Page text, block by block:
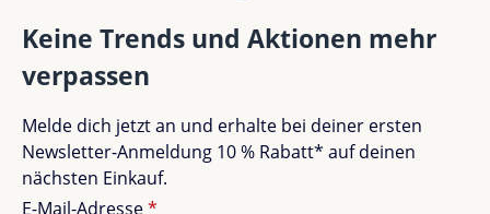
Kind unbeschwert im Wasser spielen und sicher auf
rutschigem Untergrund laufen. Jetzt entdecken &
sorgenfrei genießen!
Keine Bewertungen gefunden. Teile deine
Erfahrungen mit anderen.
Keine Trends und Aktionen mehr
verpassen
Melde dich jetzt an und erhalte bei deiner ersten
Newsletter-Anmeldung 10 % Rabatt* auf deinen
nächsten Einkauf.
E-Mail-Adresse*